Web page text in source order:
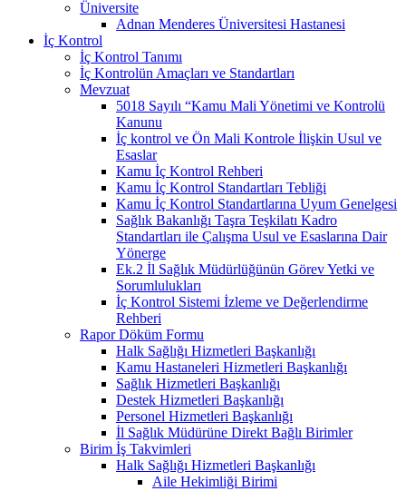
Üniversite
Adnan Menderes Üniversitesi Hastanesi
İç Kontrol
İç Kontrol Tanımı
İç Kontrolün Amaçları ve Standartları
Mevzuat
5018 Sayılı “Kamu Mali Yönetimi ve Kontrolü
Kanunu
İç kontrol ve Ön Mali Kontrole İlişkin Usul ve
Esaslar
Kamu İç Kontrol Rehberi
Kamu İç Kontrol Standartları Tebliği
Kamu İç Kontrol Standartlarına Uyum Genelgesi
Sağlık Bakanlığı Taşra Teşkilatı Kadro
Standartları ile Çalışma Usul ve Esaslarına Dair
Yönerge
Ek.2 İl Sağlık Müdürlüğünün Görev Yetki ve
Sorumlulukları
İç Kontrol Sistemi İzleme ve Değerlendirme
Rehberi
Rapor Döküm Formu
Halk Sağlığı Hizmetleri Başkanlığı
Kamu Hastaneleri Hizmetleri Başkanlığı
Sağlık Hizmetleri Başkanlığı
Destek Hizmetleri Başkanlığı
Personel Hizmetleri Başkanlığı
İl Sağlık Müdürüne Direkt Bağlı Birimler
Birim İş Takvimleri
Halk Sağlığı Hizmetleri Başkanlığı
Aile Hekimliği Birimi